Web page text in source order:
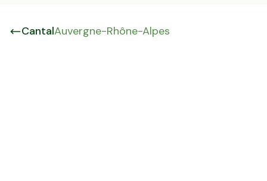
CantalAuvergne-Rhône-Alpes